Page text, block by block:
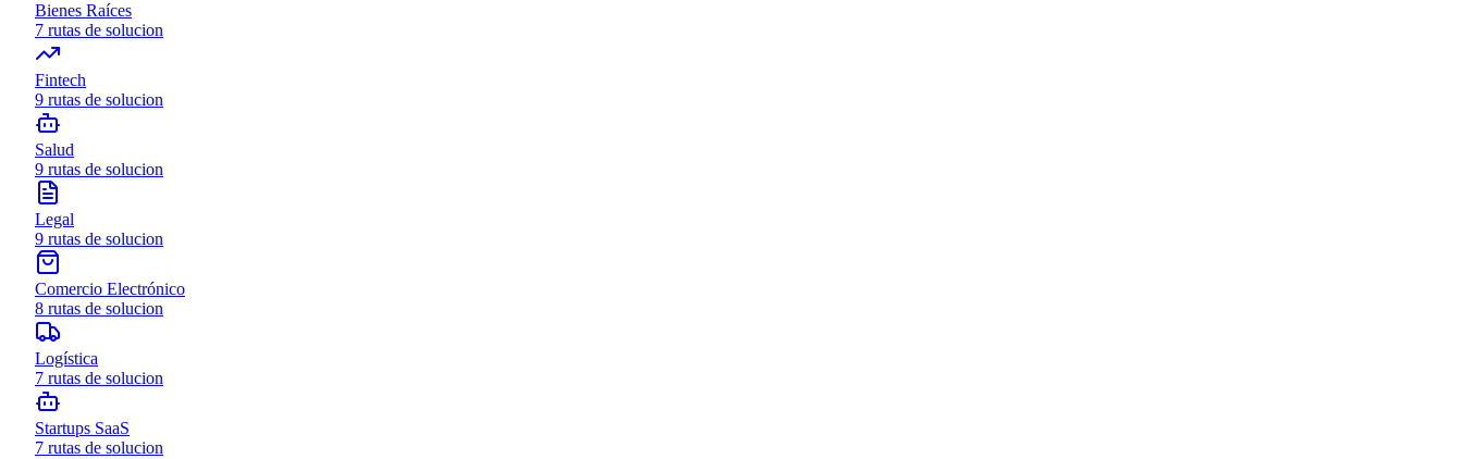
Bienes Raíces
7 rutas de solucion
Fintech
9 rutas de solucion
Salud
9 rutas de solucion
Legal
9 rutas de solucion
Comercio Electrónico
8 rutas de solucion
Logística
7 rutas de solucion
Startups SaaS
7 rutas de solucion